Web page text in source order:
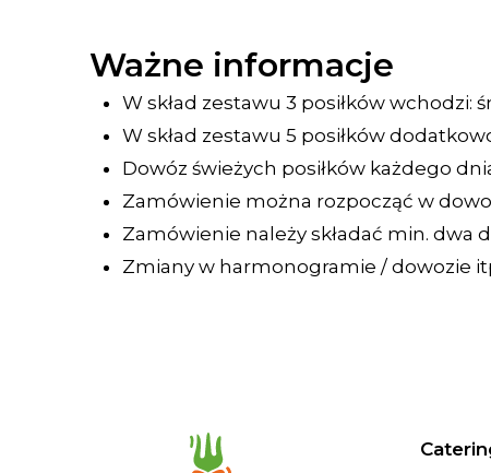
Ważne informacje
W skład zestawu 3 posiłków wchodzi:
W skład zestawu 5 posiłków
Dowóz świeżych posiłków każdego
Zamówienie można rozpocząć w
Zamówienie należy składać min. dwa
Zmiany w harmonogramie / dowozie